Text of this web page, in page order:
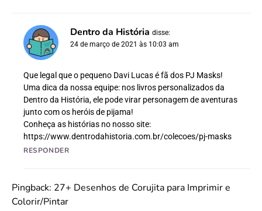
Dentro da História disse:
24 de março de 2021 às 10:03 am
Que legal que o pequeno Davi Lucas é fã dos PJ Masks!
Uma dica da nossa equipe: nos livros personalizados da
Dentro da História, ele pode virar personagem de aventuras
junto com os heróis de pijama!
Conheça as histórias no nosso site:
https://www.dentrodahistoria.com.br/colecoes/pj-masks
RESPONDER
Pingback: 27+ Desenhos de Corujita para Imprimir e
Colorir/Pintar